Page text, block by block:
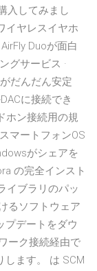
入してみまし
イヤレスイヤホ
Duoが面白
グサービス ·
だんだん安定
に接続でき
ホン接続用の規
マートフォンOS
がシェアを
の完全インスト
イブラリのパッ
るソフトウェア
プデートをダウ
ーク接続経由で
します。 は SCM